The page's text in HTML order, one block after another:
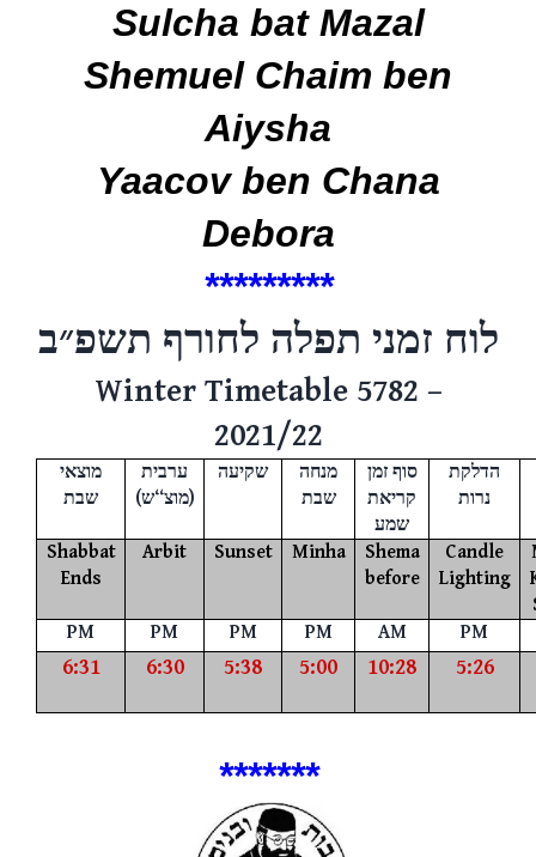
Sulcha bat Mazal
Shemuel Chaim ben
Aiysha
Yaacov ben Chana
Debora
*********
לוח זמני תפלה לחורף תשפ״ב
Winter Timetable 5782 –
2021/22
מוצאי
שבת
ערבית
)מוצ“ש(
שקיעה
מנחה
שבת
סוף זמן
קריאת
שמע
הדלקת
נרות
Shabbat
Ends
Arbit Sunset Minha
Shema
before
Candle
Lighting
PM
PM PM PM AM PM
6:31 6:30 5:38 5:00 10:28 5:26
*******